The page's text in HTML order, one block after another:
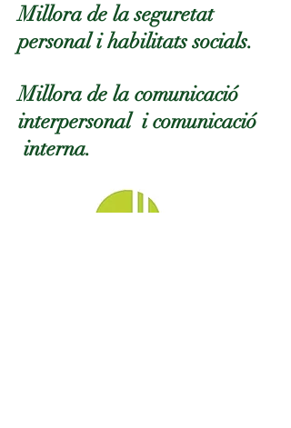
Millora de la seguretat
personal i habilitats socials.
Millora de la comunicació
interpersonal i comunicació
interna.